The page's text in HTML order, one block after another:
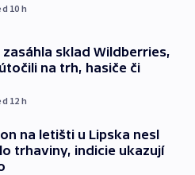
10 h
zasáhla sklad Wildberries,
na trh, hasiče či
12 h
na letišti u Lipska nesl
trhaviny, indicie ukazují